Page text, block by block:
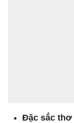
Đặc sắc thơ